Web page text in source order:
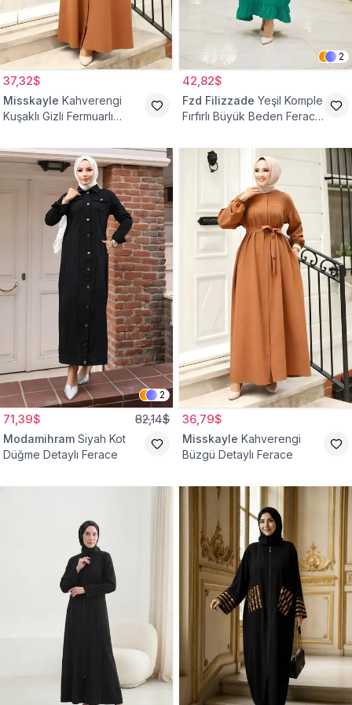
37,32$
Misskayle Kahverengi
Kuşaklı Gizli Fermuarlı
2
42,82$
Fzd Filizzade Yeşil Komple
Fırfırlı Büyük Beden Ferace
2
71,39$ 82,14$
Modamihram Siyah Kot
Düğme Detaylı Ferace
36,79$
Misskayle Kahverengi
Büzgü Detaylı Ferace